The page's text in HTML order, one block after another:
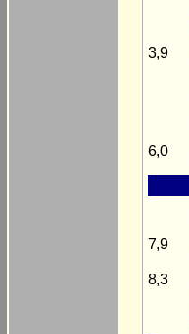
3,9
6,0
7,9
8,3